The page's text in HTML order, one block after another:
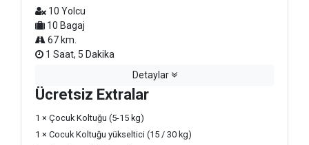
10 Yolcu
10 Bagaj
67 km.
1 Saat, 5 Dakika
Detaylar
Ücretsiz Extralar
1 × Çocuk Koltuğu (5-15 kg)
1 × Cocuk Koltuğu yükseltici (15 / 30 kg)